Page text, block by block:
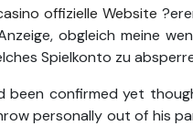
offizielle Website
obgleich meine
Spielkonto zu
been confirmed yet
personally out of his